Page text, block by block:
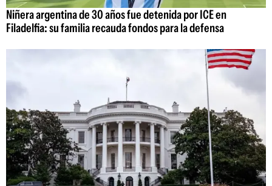
Niñera argentina de 30 años fue detenida por ICE en
Filadelfia: su familia recauda fondos para la defensa